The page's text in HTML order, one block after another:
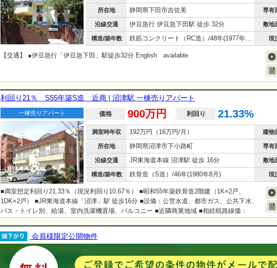
所在地 静岡県下田市吉佐美 専有
沿線交通 伊豆急行 伊豆急下田駅 徒歩 32分 敷地
構造/築年数 鉄筋コンクリート（RC造）/48年(1977年9月) 現
【交通】 ●伊豆急行「伊豆急下田」駅徒歩32分 English available
利回り21％ S55年築S造 近商 | 沼津駅 一棟売りアパート
一棟売りアパート 価格 900万円 利回り 21.33%
満室時年収 192万円（16万円/月） 建物
所在地 静岡県沼津市下小路町 専有
沿線交通 JR東海道本線 沼津駅 徒歩 16分 敷地
構造/築年数 鉄骨造（S造）/46年(1980年8月) 現
■満室想定利回り21.33％（現況利回り10.67％） ■昭和55年築鉄骨造2階建（1K×2戸、
1DK×2戸） ■JR東海道本線「沼津」駅 徒歩16分 ■設備：公営水道、都市ガス、公共下水、
バス・トイレ別、給湯、室内洗濯機置場、バルコニー ■近隣商業地域 ■相続税路線価：
会員様限定公開物件